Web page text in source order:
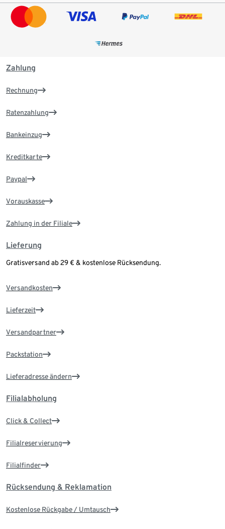
Zahlung
Rechnung
Ratenzahlung
Bankeinzug
Kreditkarte
Paypal
Vorauskasse
Zahlung in der Filiale
Lieferung
Gratisversand ab 29 € & kostenlose Rücksendung.
Versandkosten
Lieferzeit
Versandpartner
Packstation
Lieferadresse ändern
Filialabholung
Click & Collect
Filialreservierung
Filialfinder
Rücksendung & Reklamation
Kostenlose Rückgabe / Umtausch